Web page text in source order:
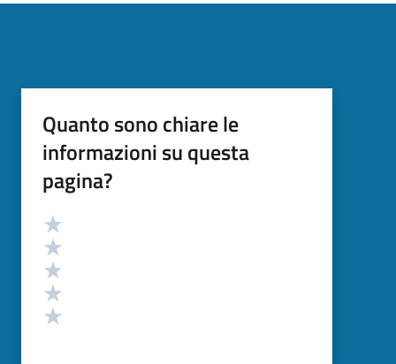
Quanto sono chiare le
informazioni su questa
pagina?
Valutazione